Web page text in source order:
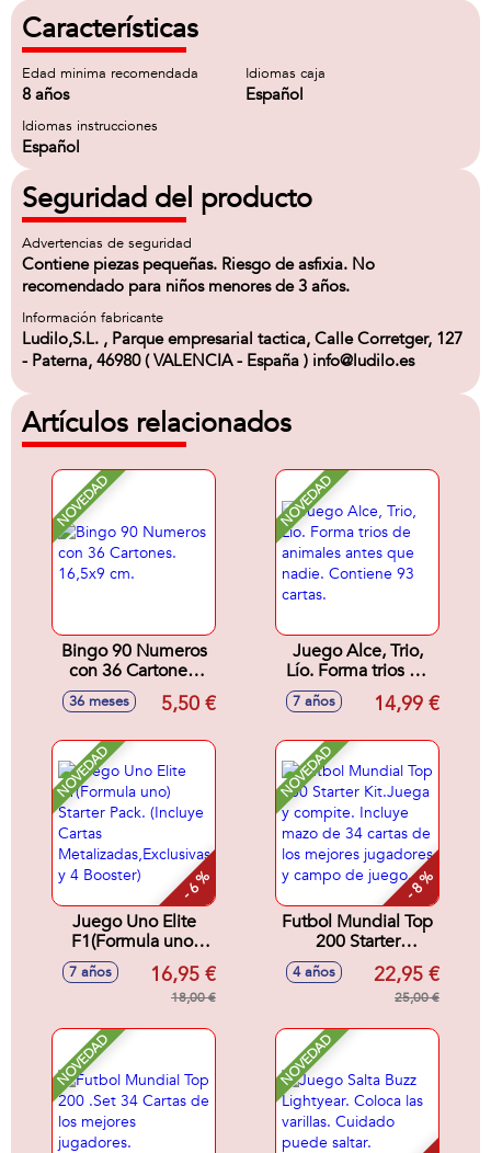
Características
Edad minima recomendada
8 años
Idiomas caja
Español
Idiomas instrucciones
Español
Seguridad del producto
Advertencias de seguridad
Contiene piezas pequeñas. Riesgo de asfixia. No
recomendado para niños menores de 3 años.
Información fabricante
Ludilo,S.L. , Parque empresarial tactica, Calle Corretger, 127
- Paterna, 46980 ( VALENCIA - España ) info@ludilo.es
Artículos relacionados
NOVEDAD
Bingo 90 Numeros
con 36 Cartones.
16,5x9 cm.
36 meses 5,50 €
NOVEDAD
Juego Alce, Trio,
Lío. Forma trios de
animales antes que
nadie. Contiene 93
7 años 14,99 €
NOVEDAD
- 6 %
Juego Uno Elite
F1(Formula uno)
Starter Pack.
(Incluye Cartas
Metalizadas,Exclusivas
7 años 16,95 €
18,00 €
NOVEDAD
- 8 %
Futbol Mundial Top
200 Starter
Kit.Juega y
compite. Incluye
mazo de 34 cartas
jugadores y campo
de juego.
4 años 22,95 €
25,00 €
NOVEDAD NOVEDAD